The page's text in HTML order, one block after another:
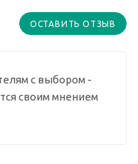
ОСТАВИТЬ ОТЗЫВ
с выбором -
своим мнением